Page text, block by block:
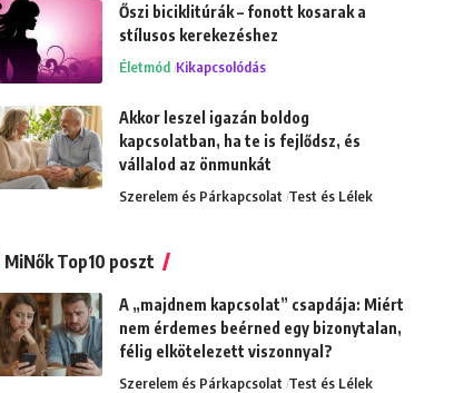
Őszi biciklitúrák – fonott kosarak a
stílusos kerekezéshez
Életmód Kikapcsolódás
Akkor leszel igazán boldog
kapcsolatban, ha te is fejlődsz, és
vállalod az önmunkát
Szerelem és Párkapcsolat Test és Lélek
MiNők Top10 poszt
A „majdnem kapcsolat” csapdája: Miért
nem érdemes beérned egy bizonytalan,
félig elkötelezett viszonnyal?
Szerelem és Párkapcsolat Test és Lélek